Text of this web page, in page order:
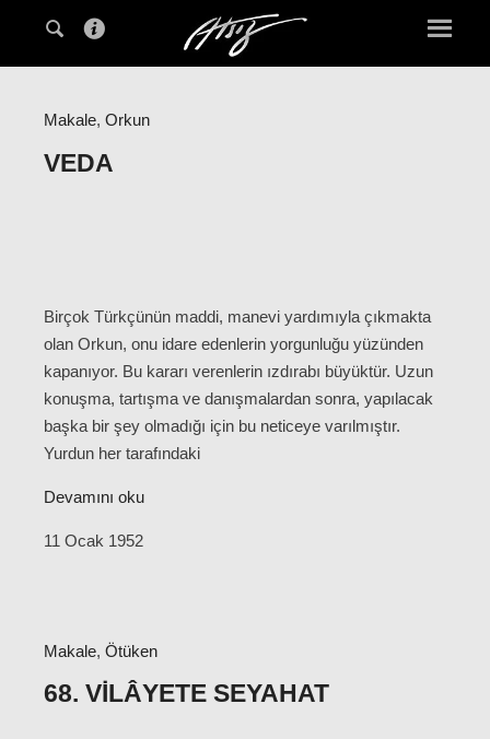
Makale, Orkun
VEDA
Birçok Türkçünün maddi, manevi yardımıyla çıkmakta
olan Orkun, onu idare edenlerin yorgunluğu yüzünden
kapanıyor. Bu kararı verenlerin ızdırabı büyüktür. Uzun
konuşma, tartışma ve danışmalardan sonra, yapılacak
başka bir şey olmadığı için bu neticeye varılmıştır.
Yurdun her tarafındaki
Devamını oku
11 Ocak 1952
Makale, Ötüken
68. VILÂYETE SEYAHAT